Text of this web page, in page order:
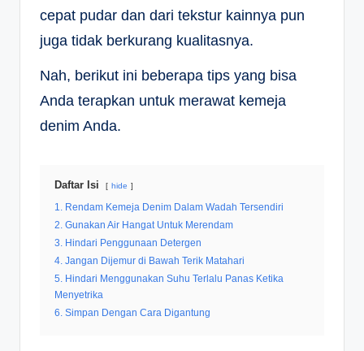
cepat pudar dan dari tekstur kainnya pun
juga tidak berkurang kualitasnya.
Nah, berikut ini beberapa tips yang bisa
Anda terapkan untuk merawat kemeja
denim Anda.
Daftar Isi hide
1. Rendam Kemeja Denim Dalam Wadah Tersendiri
2. Gunakan Air Hangat Untuk Merendam
3. Hindari Penggunaan Detergen
4. Jangan Dijemur di Bawah Terik Matahari
5. Hindari Menggunakan Suhu Terlalu Panas Ketika
Menyetrika
6. Simpan Dengan Cara Digantung